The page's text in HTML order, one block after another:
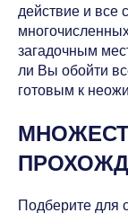
действие и все
загадочным
ли Вы обойти
готовым к
Подберите для